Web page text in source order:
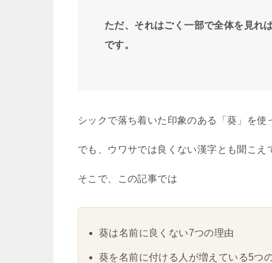
ただ、それはごく一部で全体を見れ
です。
シックで落ち着いた印象のある「葵」を使
でも、ウワサでは良くない漢字とも聞こ
そこで、この記事では
葵は名前に良くない7つの理由
葵を名前に付ける人が増えている5つ